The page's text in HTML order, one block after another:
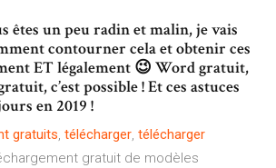
êtes un peu radin et malin, je vais
contourner cela et obtenir ces
ET légalement 😉 Word gratuit,
c’est possible ! Et ces astuces
en 2019 !
gratuits, télécharger, télécharger
gratuit de modèles